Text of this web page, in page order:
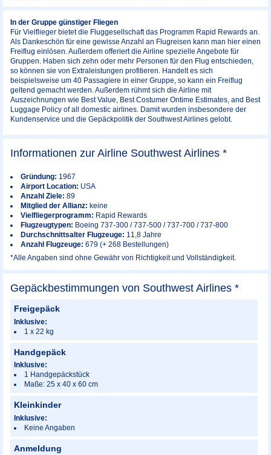
In der Gruppe günstiger Fliegen
Für Vielflieger bietet die Fluggesellschaft das Programm Rapid Rewards an.
Als Dankeschön für eine gewisse Anzahl an Flugreisen kann man hier einen
Freiflug einlösen. Außerdem offeriert die Airline spezielle Angebote für
Gruppen. Haben sich zehn oder mehr Personen für den Flug entschieden,
so können sie von Extraleistungen profitieren. Handelt es sich
beispielsweise um 40 Passagiere in einer Gruppe, so kann ein Freiflug
geltend gemacht werden. Außerdem rühmt sich die Airline mit
Auszeichnungen wie Best Value, Best Costumer Ontime Estimates, and Best
Luggage Policy of all domestic airlines. Damit wurden insbesondere der
Kundenservice und die Gepäckpolitik der Southwest Airlines gelobt.
Informationen zur Airline Southwest Airlines *
Gründung: 1967
Airport Location: USA
Anzahl Ziele: 89
Mitglied der Allianz: keine
Vielfliegerprogramm: Rapid Rewards
Flugzeugtypen: Boeing 737-300 / 737-500 / 737-700 / 737-800
Durchschnittsalter Flugzeuge: 11,8 Jahre
Anzahl Flugzeuge: 679 (+ 268 Bestellungen)
*Alle Angaben sind ohne Gewähr von Richtigkeit und Vollständigkeit.
Gepäckbestimmungen von Southwest Airlines *
Freigepäck
Inklusive:
1 x 22 kg
Handgepäck
Inklusive:
1 Handgepäckstück
Maße: 25 x 40 x 60 cm
Kleinkinder
Inklusive:
Keine Angaben
Anmeldung